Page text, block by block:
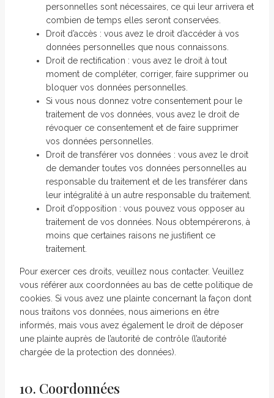
personnelles sont nécessaires, ce qui leur arrivera et
combien de temps elles seront conservées.
Droit d’accès : vous avez le droit d’accéder à vos
données personnelles que nous connaissons.
Droit de rectification : vous avez le droit à tout
moment de compléter, corriger, faire supprimer ou
bloquer vos données personnelles.
Si vous nous donnez votre consentement pour le
traitement de vos données, vous avez le droit de
révoquer ce consentement et de faire supprimer
vos données personnelles.
Droit de transférer vos données : vous avez le droit
de demander toutes vos données personnelles au
responsable du traitement et de les transférer dans
leur intégralité à un autre responsable du traitement.
Droit d’opposition : vous pouvez vous opposer au
traitement de vos données. Nous obtempérerons, à
moins que certaines raisons ne justifient ce
traitement.
Pour exercer ces droits, veuillez nous contacter. Veuillez
vous référer aux coordonnées au bas de cette politique de
cookies. Si vous avez une plainte concernant la façon dont
nous traitons vos données, nous aimerions en être
informés, mais vous avez également le droit de déposer
une plainte auprès de l’autorité de contrôle (l’autorité
chargée de la protection des données).
10. Coordonnées